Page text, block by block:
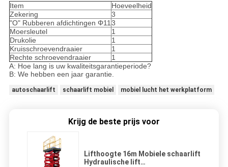
Item
Hoeveelheid
Zekering
3
"O" Rubberen afdichtingen Φ113
Moersleutel
1
Drukolie
1
Kruisschroevendraaier
1
Rechte schroevendraaier
1
A: Hoe lang is uw kwaliteitsgarantieperiode?
B: We hebben een jaar garantie.
autoschaarlift schaarlift mobiel mobiel lucht het werkplatform
Krijg de beste prijs voor
Lifthoogte 16m Mobiele schaarlift
Hydraulische lift